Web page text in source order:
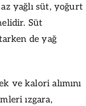
yağlı süt, yoğurt
Süt
de yağ
ve kalori alımını
ızgara,